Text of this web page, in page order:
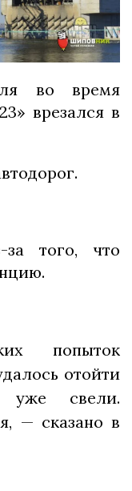
во время
врезался в
за того, что
попыток
отойти
уже свели.
— сказано в